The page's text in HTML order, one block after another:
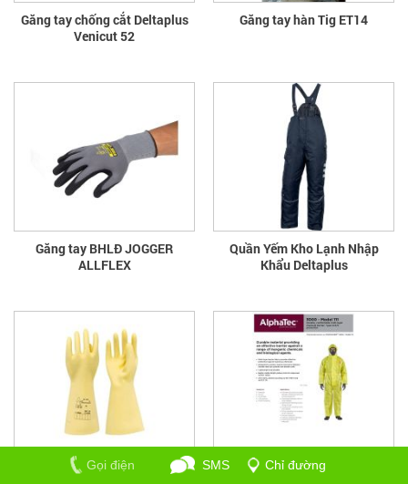
Găng tay chống cắt Deltaplus
Venicut 52
Găng tay hàn Tig ET14
Găng tay BHLĐ JOGGER
ALLFLEX
Quần Yếm Kho Lạnh Nhập
Khẩu Deltaplus
Găng tay cách điện hạ áp Quần áo Alphatec 3000
Gọi điện SMS Chỉ đường